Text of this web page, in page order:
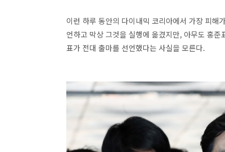
이런 하루 동안의 다이내믹 코리아에서 가장 피해
언하고 막상 그것을 실행에 옮겼지만, 아무도 홍
표가 전대 출마를 선언했다는 사실을 모른다.